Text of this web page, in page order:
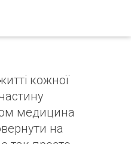
кожної
медицина
на